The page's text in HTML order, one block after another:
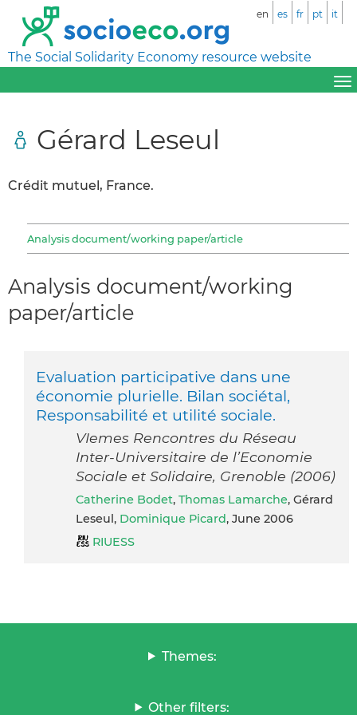
The Social Solidarity Economy resource website
en es fr pt it
Gérard Leseul
Crédit mutuel, France.
Analysis document/working paper/article
Analysis document/working
paper/article
Evaluation participative dans une
économie plurielle. Bilan sociétal,
Responsabilité et utilité sociale.
VIemes Rencontres du Réseau
Inter-Universitaire de l’Economie
Sociale et Solidaire, Grenoble (2006)
Catherine Bodet, Thomas Lamarche, Gérard
Leseul, Dominique Picard, June 2006
RIUESS
Themes:
Other filters: